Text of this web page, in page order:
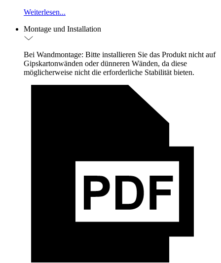
Weiterlesen...
Montage und Installation
Bei Wandmontage: Bitte installieren Sie das Produkt nicht auf
Gipskartonwänden oder dünneren Wänden, da diese
möglicherweise nicht die erforderliche Stabilität bieten.